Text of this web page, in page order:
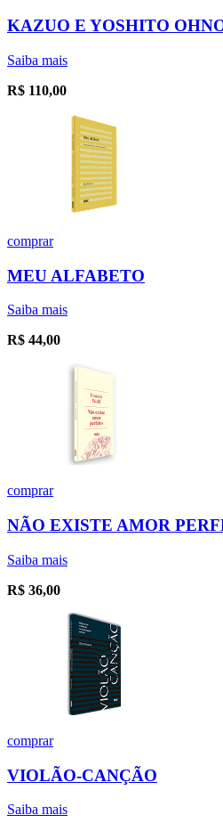
KAZUO E YOSHITO
Saiba mais
R$ 110,00
comprar
MEU ALFABETO
Saiba mais
R$ 44,00
comprar
NÃO EXISTE AMOR
Saiba mais
R$ 36,00
comprar
VIOLÃO-CANÇÃO
Saiba mais